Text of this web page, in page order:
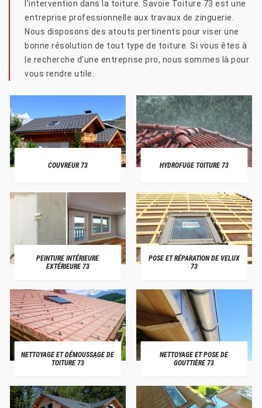
l’intervention dans la toiture. Savoie Toiture 73 est une
entreprise professionnelle aux travaux de zinguerie.
Nous disposons des atouts pertinents pour viser une
bonne résolution de tout type de toiture. Si vous êtes à
le recherche d’une entreprise pro, nous sommes là pour
vous rendre utile.
COUVREUR 73 HYDROFUGE TOITURE 73
PEINTURE INTÉRIEURE
EXTÉRIEURE 73
POSE ET RÉPARATION DE VELUX
73
NETTOYAGE ET DÉMOUSSAGE DE
TOITURE 73
NETTOYAGE ET POSE DE
GOUTTIÈRE 73